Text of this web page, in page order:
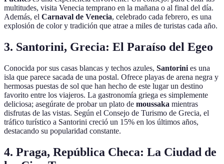
multitudes, visita Venecia temprano en la mañana o al final del día.
Además, el Carnaval de Venecia, celebrado cada febrero, es una
explosión de color y tradición que atrae a miles de turistas cada año.
3. Santorini, Grecia: El Paraíso del Egeo
Conocida por sus casas blancas y techos azules, Santorini es una
isla que parece sacada de una postal. Ofrece playas de arena negra y
hermosas puestas de sol que han hecho de este lugar un destino
favorito entre los viajeros. La gastronomía griega es simplemente
deliciosa; asegúrate de probar un plato de moussaka mientras
disfrutas de las vistas. Según el Consejo de Turismo de Grecia, el
tráfico turístico a Santorini creció un 15% en los últimos años,
destacando su popularidad constante.
4. Praga, República Checa: La Ciudad de